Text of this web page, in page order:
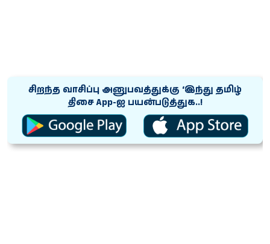
சிறந்த வாசிப்பு அனுபவத்துக்கு ‘இந்து தமிழ்
திசை App-ஐ பயன்படுத்துக..!